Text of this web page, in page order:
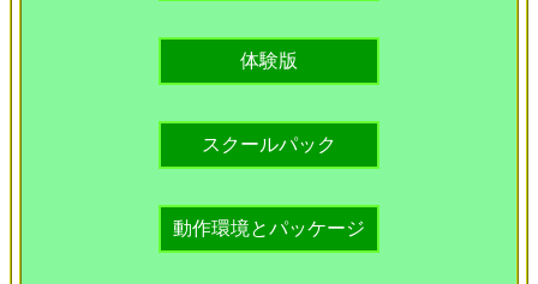
体験版
スクールパック
動作環境とパッケージ